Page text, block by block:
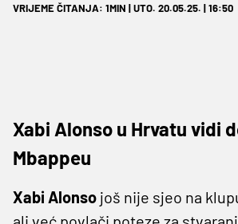
VRIJEME ČITANJA: 1MIN | UTO. 20.05.25. | 16:50
Xabi Alonso u Hrvatu vidi
Mbappeu
Xabi Alonso još nije sjeo na